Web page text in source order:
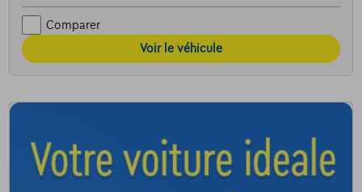
Comparer
Voir le véhicule